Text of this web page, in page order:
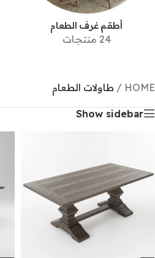
أطقم غرف الطعام
24 منتجات
HOME
/ طاولات الطعام
Show sidebar